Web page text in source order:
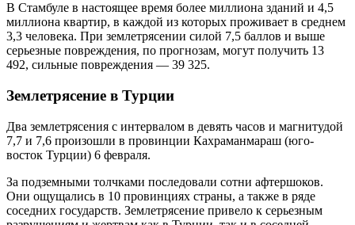
В Стамбуле в настоящее время более миллиона зданий и 4,5
миллиона квартир, в каждой из которых проживает в среднем
3,3 человека. При землетрясении силой 7,5 баллов и выше
серьезные повреждения, по прогнозам, могут получить 13
492, сильные повреждения — 39 325.
Землетрясение в Турции
Два землетрясения с интервалом в девять часов и магнитудой
7,7 и 7,6 произошли в провинции Кахраманмараш (юго-
восток Турции) 6 февраля.
За подземными толчками последовали сотни афтершоков.
Они ощущались в 10 провинциях страны, а также в ряде
соседних государств. Землетрясение привело к серьезным